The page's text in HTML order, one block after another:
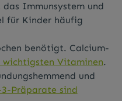
Immunsystem und
für Kinder häufig
benötigt. Calcium-
Vitaminen.
und
Präparate sind